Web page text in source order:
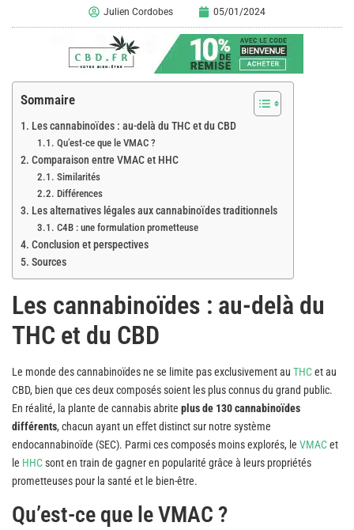
Julien Cordobes 05/01/2024
Sommaire
Les cannabinoïdes : au-delà du THC et du CBD
Qu’est-ce que le VMAC ?
Comparaison entre VMAC et HHC
Similarités
Différences
Les alternatives légales aux cannabinoïdes traditionnels
C4B : une formulation prometteuse
Conclusion et perspectives
Sources
Les cannabinoïdes : au-delà du
THC et du CBD
Le monde des cannabinoïdes ne se limite pas exclusivement au THCet au
CBD, bien que ces deux composés soient les plus connus du grand public.
En réalité, la plante de cannabis abrite plus de 130 cannabinoïdes
différents, chacun ayant un effet distinct sur notre système
endocannabinoïde (SEC). Parmi ces composés moins explorés, le VMACet
le HHCsont en train de gagner en popularité grâce à leurs propriétés
prometteuses pour la santé et le bien-être.
Qu’est-ce que le VMAC ?